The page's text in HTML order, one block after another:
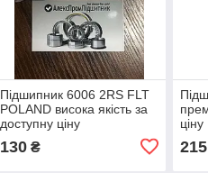
Підшипник 6006 2RS FLT
POLAND висока якість за
доступну ціну
130₴
ціну
215